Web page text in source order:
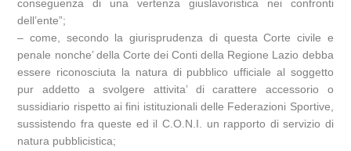
conseguenza di una vertenza giuslavoristica nei confronti
dell’ente”;
– come, secondo la giurisprudenza di questa Corte civile e
penale nonche’ della Corte dei Conti della Regione Lazio debba
essere riconosciuta la natura di pubblico ufficiale al soggetto
pur addetto a svolgere attivita’ di carattere accessorio o
sussidiario rispetto ai fini istituzionali delle Federazioni Sportive,
sussistendo fra queste ed il C.O.N.I. un rapporto di servizio di
natura pubblicistica;